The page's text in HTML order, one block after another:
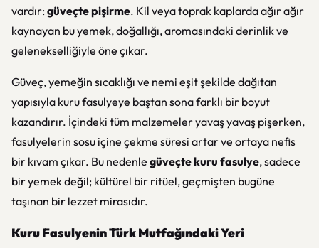
vardır:güveçte pişirme. Kil veya toprak kaplarda ağır ağır
kaynayan bu yemek, doğallığı, aromasındaki derinlik ve
gelenekselliğiyle öne çıkar.
Güveç, yemeğin sıcaklığı ve nemi eşit şekilde dağıtan
yapısıyla kuru fasulyeye baştan sona farklı bir boyut
kazandırır. İçindeki tüm malzemeler yavaş yavaş pişerken,
fasulyelerin sosu içine çekme süresi artar ve ortaya nefis
bir kıvam çıkar. Bu nedenle güveçte kuru fasulye, sadece
bir yemek değil; kültürel bir ritüel, geçmişten bugüne
taşınan bir lezzet mirasıdır.
Kuru Fasulyenin Türk Mutfağındaki Yeri